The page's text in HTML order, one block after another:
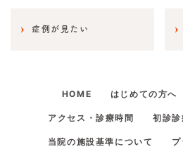
症例が見たい
HOME はじめての方へ
アクセス・診療時間 初診
当院の施設基準について